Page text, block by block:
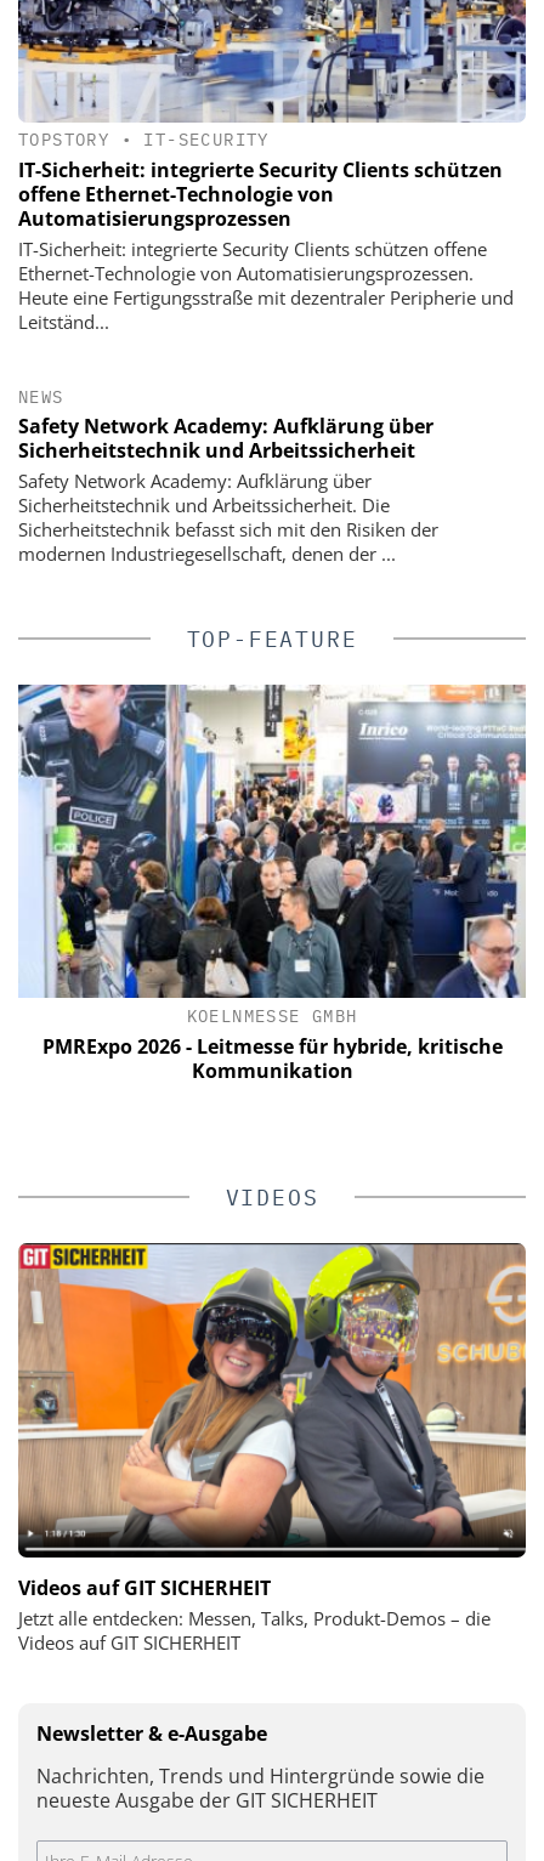
TOPSTORY • IT-SECURITY
IT-Sicherheit: integrierte Security Clients schützen
offene Ethernet-Technologie von
Automatisierungsprozessen
IT-Sicherheit: integrierte Security Clients schützen offene
Ethernet-Technologie von Automatisierungsprozessen.
Heute eine Fertigungsstraße mit dezentraler Peripherie und
Leitständ...
NEWS
Safety Network Academy: Aufklärung über
Sicherheitstechnik und Arbeitssicherheit
Safety Network Academy: Aufklärung über
Sicherheitstechnik und Arbeitssicherheit. Die
Sicherheitstechnik befasst sich mit den Risiken der
modernen Industriegesellschaft, denen der ...
TOP-FEATURE
KOELNMESSE GMBH
PMRExpo 2026 - Leitmesse für hybride, kritische
Kommunikation
VIDEOS
Videos auf GIT SICHERHEIT
Jetzt alle entdecken: Messen, Talks, Produkt-Demos – die
Videos auf GIT SICHERHEIT
Newsletter & e-Ausgabe
Nachrichten, Trends und Hintergründe sowie die
neueste Ausgabe der GIT SICHERHEIT